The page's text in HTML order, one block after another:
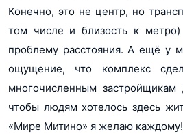
Конечно, это не центр, но
том числе и близость к метро)
проблему расстояния. А ещё у
ощущение, что комплекс
многочисленным застройщикам
чтобы людям хотелось здесь
«Мире Митино» я желаю каждому!